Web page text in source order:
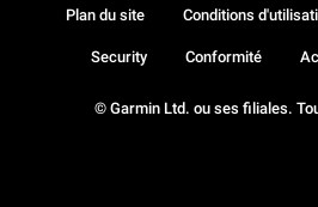
© Garmin Ltd. ou ses filiales.
Plan du site Conditions
Security Conformité